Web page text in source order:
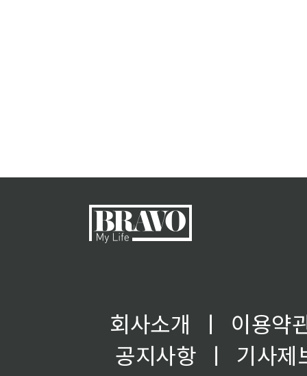
회사소개 ㅣ
이용약
공지사항
ㅣ
기사제